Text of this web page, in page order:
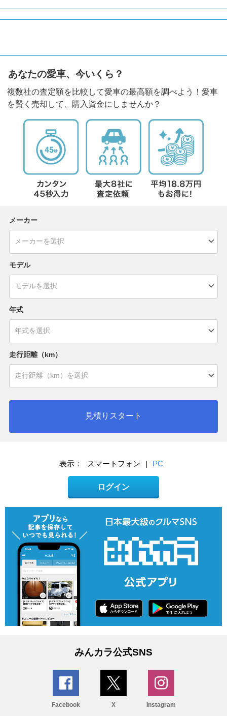
あなたの愛車、今いくら？
複数社の査定額を比較して愛車の最高額を調べよう！愛車
を賢く売却して、購入資金にしませんか？
メーカー
モデル
年式
走行距離（km）
見積りスタート
表示： スマートフォン | PC
ログイン
みんカラ公式SNS
Facebook X Instagram